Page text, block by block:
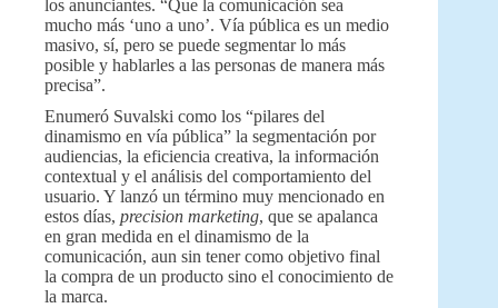
los anunciantes. “Que la comunicación sea
mucho más ‘uno a uno’. Vía pública es un medio
masivo, sí, pero se puede segmentar lo más
posible y hablarles a las personas de manera más
precisa”.
Enumeró Suvalski como los “pilares del
dinamismo en vía pública” la segmentación por
audiencias, la eficiencia creativa, la información
contextual y el análisis del comportamiento del
usuario. Y lanzó un término muy mencionado en
estos días, precision marketing, que se apalanca
en gran medida en el dinamismo de la
comunicación, aun sin tener como objetivo final
la compra de un producto sino el conocimiento de
la marca.